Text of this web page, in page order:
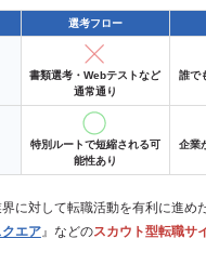
選考フロー
書類選考・Webテストなど
通常通り
誰で
特別ルートで短縮される可
能性あり
企業
に対して転職活動を有利に進め
エア』などのスカウト型転職サ